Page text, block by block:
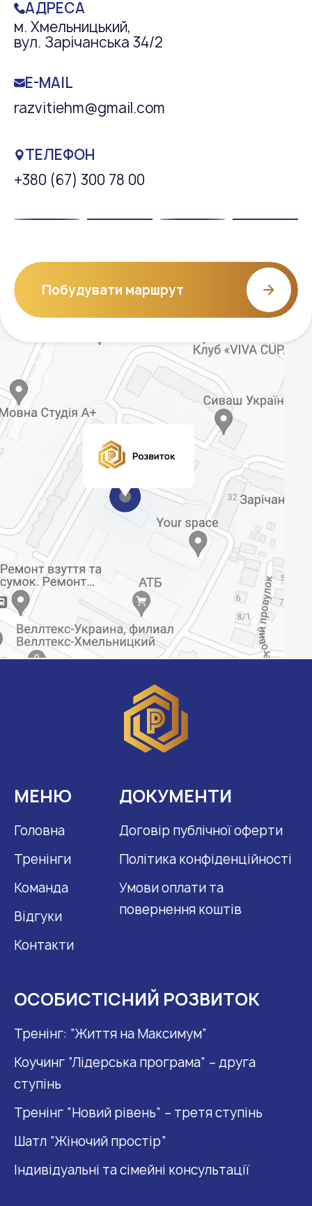
АДРЕСА
м. Хмельницький,
вул. Зарічанська 34/2
E-MAIL
razvitiehm@gmail.com
ТЕЛЕФОН
+380 (67) 300 78 00
Побудувати маршрут
МЕНЮ
Головна
Тренінги
Команда
Відгуки
Контакти
ДОКУМЕНТИ
Договір публічної оферти
Політика конфіденційності
Умови оплати та
повернення коштів
ОСОБИСТІСНИЙ РОЗВИТОК
Тренінг: “Життя на Максимум”
Коучинг “Лідерська програма” – друга
ступінь
Тренінг “Новий рівень” – третя ступінь
Шатл “Жіночий простір“
Індивідуальні та сімейні консультації